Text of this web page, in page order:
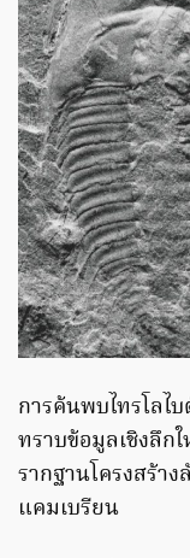
การค้นพบไทรโลไ
ทราบข้อมูลเชิงลึก
รากฐานโครงสร้า
แคมเบรียน